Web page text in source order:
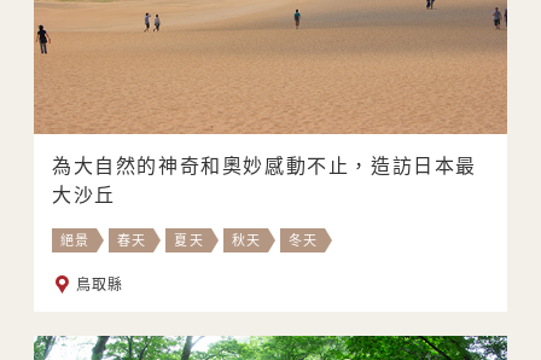
為大自然的神奇和奧妙感動不止，造訪日本最
大沙丘
絕景 春天 夏天 秋天 冬天
鳥取縣